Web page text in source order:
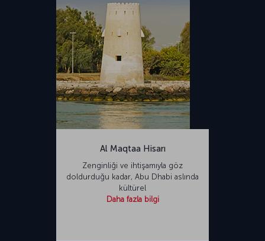
Al Maqtaa Hisarı
Zenginliği ve ihtişamıyla göz
doldurduğu kadar, Abu Dhabi aslında
kültürel
Daha fazla bilgi